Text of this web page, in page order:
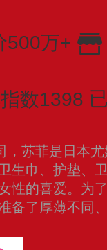
500万+
数1398
，苏菲是日本
生巾、护垫、
性的喜爱。为
备了厚薄不同